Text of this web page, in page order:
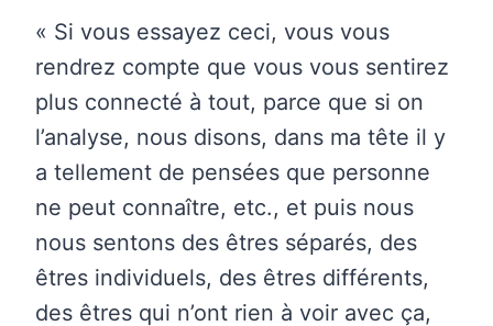
« Si vous essayez ceci, vous vous
rendrez compte que vous vous sentirez
plus connecté à tout, parce que si on
l’analyse, nous disons, dans ma tête il y
a tellement de pensées que personne
ne peut connaître, etc., et puis nous
nous sentons des êtres séparés, des
êtres individuels, des êtres différents,
des êtres qui n’ont rien à voir avec ça,